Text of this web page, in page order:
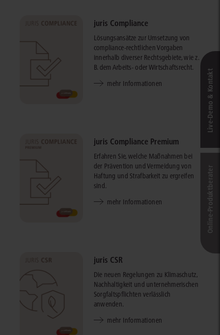
juris Compliance
Lösungsansätze zur Umsetzung von
compliance-rechtlichen Vorgaben
innerhalb diverser Rechtsgebiete, wie z.
B. dem Arbeits- oder Wirtschaftsrecht.
mehr Informationen
juris Compliance Premium
Erfahren Sie, welche Maßnahmen bei
der Prävention und Vermeidung von
Haftung und Strafbarkeit zu ergreifen
sind.
mehr Informationen
juris CSR
Die neuen Regelungen zu Klimaschutz,
Nachhaltigkeit und unternehmerischen
Sorgfaltspflichten verlässlich
anwenden.
mehr Informationen
Live‑Demo & Kontakt
Online-Produkt­berater